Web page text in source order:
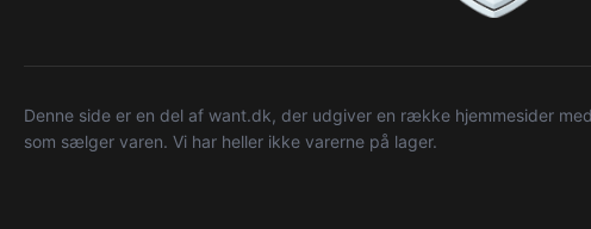
Denne side er en del af want.dk, der udgiver en række hjemmesider
som sælger varen. Vi har heller ikke varerne på lager.